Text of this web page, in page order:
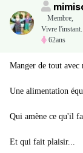
Membre,
Vivre
62ans
Manger de tout avec
Une alimentation
Qui amène ce qu'il
Et qui fait plaisir...